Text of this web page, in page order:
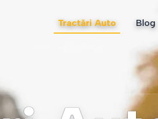
Tractări Auto Blog